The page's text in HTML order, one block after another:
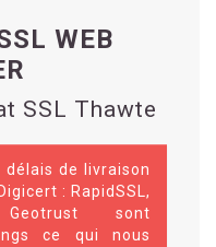
WEB
SSL Thawte
de livraison
: RapidSSL,
sont
ce qui nous